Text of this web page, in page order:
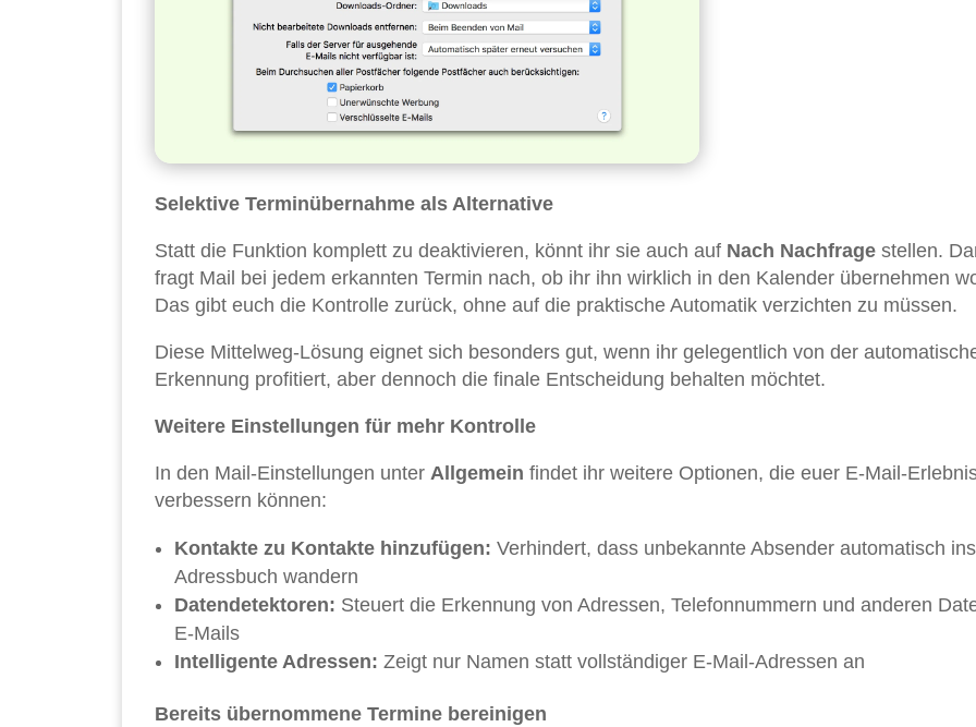
Selektive Terminübernahme als Alternative
Statt die Funktion komplett zu deaktivieren, könnt ihr sie auch auf Nach Nachfrage stellen.
fragt Mail bei jedem erkannten Termin nach, ob ihr ihn wirklich in den Kalender übernehmen
Das gibt euch die Kontrolle zurück, ohne auf die praktische Automatik verzichten zu müssen.
Diese Mittelweg-Lösung eignet sich besonders gut, wenn ihr gelegentlich von der
Erkennung profitiert, aber dennoch die finale Entscheidung behalten möchtet.
Weitere Einstellungen für mehr Kontrolle
In den Mail-Einstellungen unter Allgemein findet ihr weitere Optionen, die euer E-Mail-
verbessern können:
Kontakte zu Kontakte hinzufügen: Verhindert, dass unbekannte Absender automatisch ins
Adressbuch wandern
Datendetektoren: Steuert die Erkennung von Adressen, Telefonnummern und anderen
E-Mails
Intelligente Adressen: Zeigt nur Namen statt vollständiger E-Mail-Adressen an
Bereits übernommene Termine bereinigen